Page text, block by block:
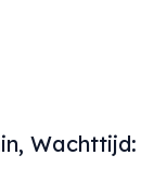
Wachttijd: